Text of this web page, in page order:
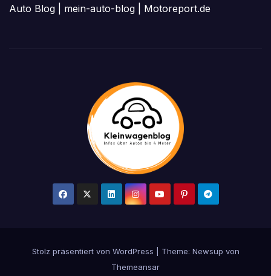
Auto Blog
mein-auto-blog Motoreport.de
Stolz präsentiert von WordPress
Theme: Newsup von
Themeansar